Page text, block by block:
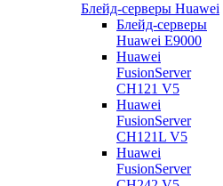
Блейд-серверы Huawei
Блейд-серверы
Huawei E9000
Huawei
FusionServer
CH121 V5
Huawei
FusionServer
CH121L V5
Huawei
FusionServer